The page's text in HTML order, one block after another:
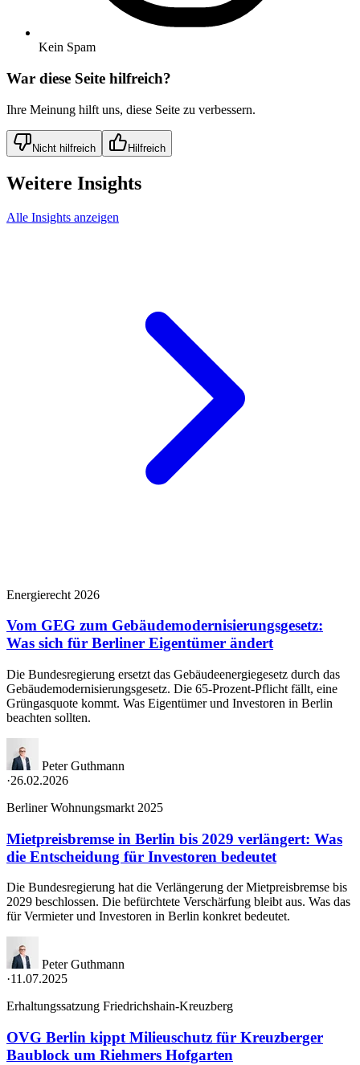
Kein Spam
War diese Seite hilfreich?
Ihre Meinung hilft uns, diese Seite zu verbessern.
Nicht hilfreich Hilfreich
Weitere Insights
Alle Insights anzeigen
Energierecht 2026
Vom GEG zum Gebäudemodernisierungsgesetz:
Was sich für Berliner Eigentümer ändert
Die Bundesregierung ersetzt das Gebäudeenergiegesetz durch das
Gebäudemodernisierungsgesetz. Die 65-Prozent-Pflicht fällt, eine
Grüngasquote kommt. Was Eigentümer und Investoren in Berlin
beachten sollten.
Peter Guthmann
·26.02.2026
Berliner Wohnungsmarkt 2025
Mietpreisbremse in Berlin bis 2029 verlängert: Was
die Entscheidung für Investoren bedeutet
Die Bundesregierung hat die Verlängerung der Mietpreisbremse bis
2029 beschlossen. Die befürchtete Verschärfung bleibt aus. Was das
für Vermieter und Investoren in Berlin konkret bedeutet.
Peter Guthmann
·11.07.2025
Erhaltungssatzung Friedrichshain-Kreuzberg
OVG Berlin kippt Milieuschutz für Kreuzberger
Baublock um Riehmers Hofgarten